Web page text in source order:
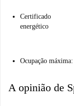
Certificado
energético
Ocupação máxima:
A opinião de